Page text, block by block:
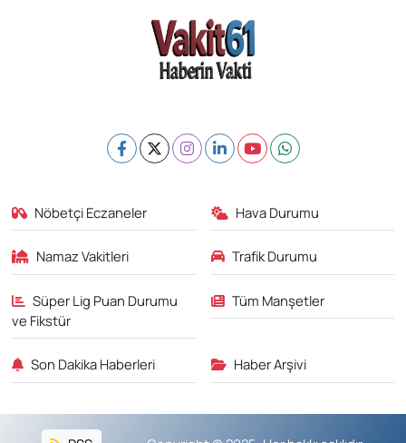
Nöbetçi Eczaneler Hava Durumu
Namaz Vakitleri Trafik Durumu
Süper Lig Puan Durumu
ve Fikstür
Tüm Manşetler
Son Dakika Haberleri Haber Arşivi